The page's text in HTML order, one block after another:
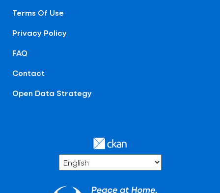
Terms Of Use
Privacy Policy
FAQ
Contact
Open Data Strategy